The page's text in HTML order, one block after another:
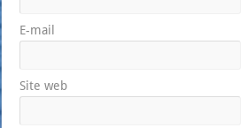
E-mail
Site web